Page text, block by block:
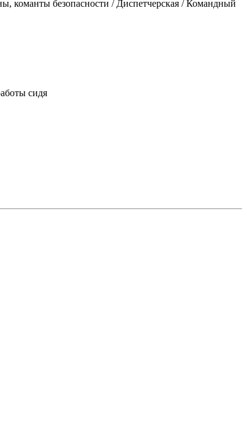
команты безопасности / Диспетчерская / Командный
сидя